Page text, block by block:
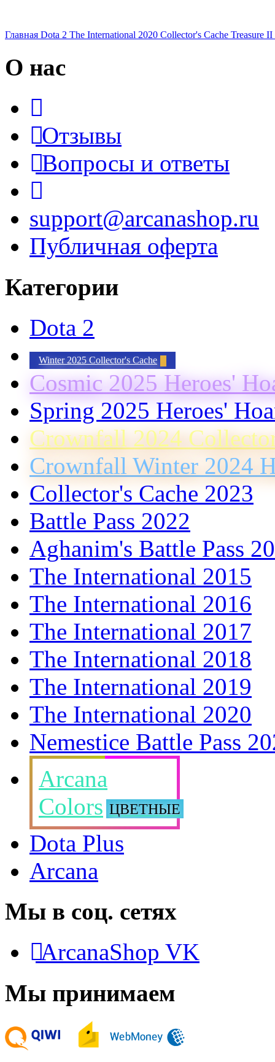
Главная Dota 2 The International 2020 Collector's Cache Treasure II
О нас
Отзывы
Вопросы и ответы
support@arcanashop.ru
Публичная оферта
Категории
Dota 2
Winter 2025 Collector's Cache
Cosmic 2025 Heroes'
Spring 2025 Heroes'
Crownfall 2024
Crownfall Winter 2024
Collector's Cache 2023
Battle Pass 2022
Aghanim's Battle Pass
The International 2015
The International 2016
The International 2017
The International 2018
The International 2019
The International 2020
Nemestice Battle Pass
Arcana
Colors ЦВЕТНЫЕ
Dota Plus
Arcana
Мы в соц. сетях
ArcanaShop VK
Мы принимаем